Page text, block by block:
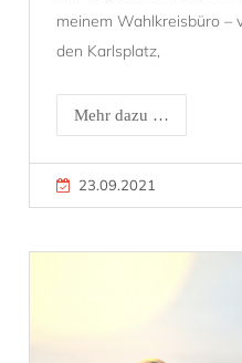
meinem Wahlkreisbüro –
den Karlsplatz,
Mehr dazu …
23.09.2021